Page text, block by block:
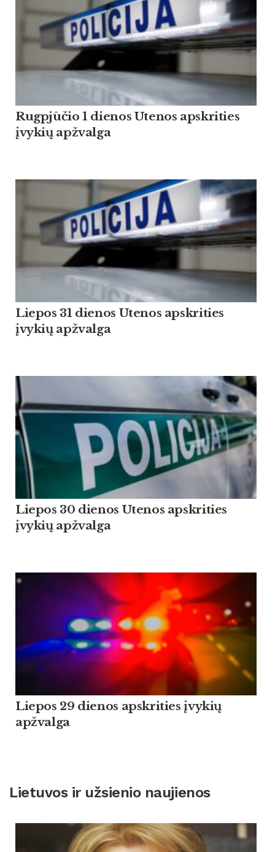
Rugpjūčio 1 dienos Utenos apskrities
įvykių apžvalga
Liepos 31 dienos Utenos apskrities
įvykių apžvalga
Liepos 30 dienos Utenos apskrities
įvykių apžvalga
Liepos 29 dienos apskrities įvykių
apžvalga
Lietuvos ir užsienio naujienos